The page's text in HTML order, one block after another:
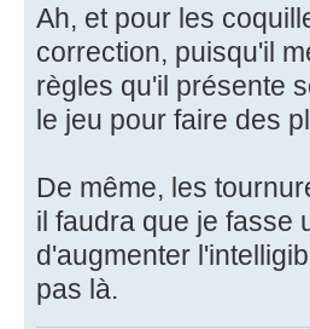
Ah, et pour les
correction, puisqu'il
règles qu'il présente
le jeu pour faire des
De même, les
il faudra que je fasse
d'augmenter
pas là.